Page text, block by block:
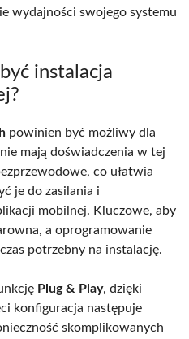
wydajności swojego systemu
instalacja
powinien być możliwy dla
mają doświadczenia w tej
co ułatwia
je do zasilania i
mobilnej. Kluczowe, aby
a oprogramowanie
potrzebny na instalację.
Plug & Play, dzięki
konfiguracja następuje
skomplikowanych